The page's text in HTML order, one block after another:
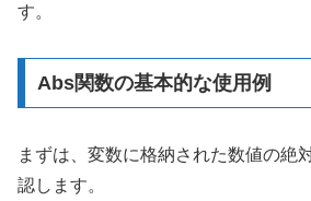
す。
Abs関数の基本的な使用例
まずは、変数に格納された数値の絶
認します。